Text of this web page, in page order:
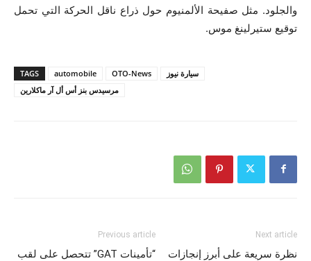
والجلود. مثل صفيحة الألمنيوم حول ذراع ناقل الحركة التي تحمل
توقيع ستيرلينغ موس.
TAGS automobile OTO-News
سيارة نيوز
مرسيدس بنز أس أل آر ماكلارين
Previous article
“تأمينات GAT” تتحصل على لقب
Next article
نظرة سريعة على أبرز إنجازات